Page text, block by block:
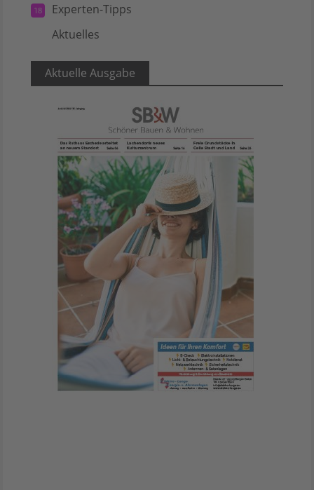
18 Experten-Tipps
Aktuelles
Aktuelle Ausgabe